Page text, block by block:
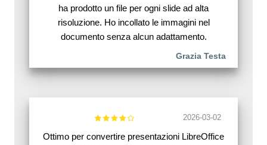
ha prodotto un file per ogni slide ad alta
risoluzione. Ho incollato le immagini nel
documento senza alcun adattamento.
Grazia Testa
2026-03-02
Ottimo per convertire presentazioni LibreOffice